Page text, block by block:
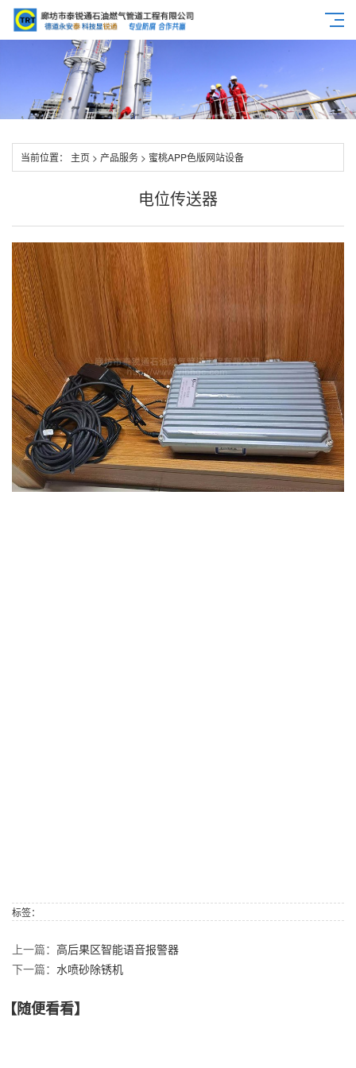
当前位置： 主页 > 产品服务 > 蜜桃APP色版网站设备
电位传送器
标签：
上一篇： 高后果区智能语音报警器
下一篇： 水喷砂除锈机
【随便看看】